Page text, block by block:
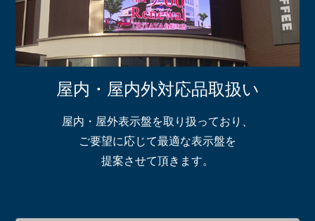
屋内・屋内外対応品取扱い
屋内・屋外表示盤を取り扱っており、
ご要望に応じて最適な表示盤を
提案させて頂きます。